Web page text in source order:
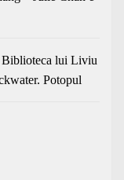
lui Liviu
Potopul